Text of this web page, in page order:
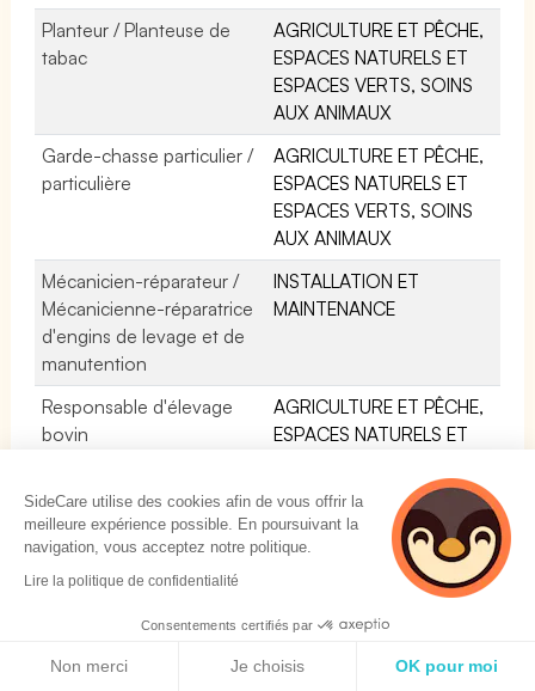
Planteur / Planteuse de
tabac
AGRICULTURE ET PÊCHE,
ESPACES NATURELS ET
ESPACES VERTS, SOINS
AUX ANIMAUX
Garde-chasse particulier /
particulière
AGRICULTURE ET PÊCHE,
ESPACES NATURELS ET
ESPACES VERTS, SOINS
AUX ANIMAUX
Mécanicien-réparateur /
Mécanicienne-réparatrice
d'engins de levage et de
manutention
INSTALLATION ET
MAINTENANCE
Responsable d'élevage
bovin
AGRICULTURE ET PÊCHE,
ESPACES NATURELS ET
Vacher / Vachère
AGRICULTURE ET PÊCHE,
ESPACES NATURELS ET
ESPACES VERTS, SOINS
AUX ANIMAUX
Manadier / Manadière
AGRICULTURE ET PÊCHE,
SideCare utilise des cookies afin de vous offrir la
meilleure expérience possible. En poursuivant la
navigation, vous acceptez notre politique.
Lire la politique de confidentialité
Consentements certifiés par
Non merci Je choisis OK pour moi